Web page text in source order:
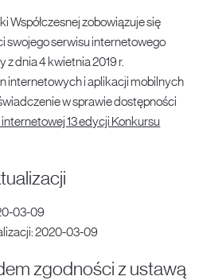
Współczesnej zobowiązuje się
swojego serwisu internetowego
z dnia 4 kwietnia 2019 r.
internetowych i aplikacji mobilnych
w sprawie dostępności
13 edycji Konkursu
03-09
2020-03-09
zgodności z ustawą